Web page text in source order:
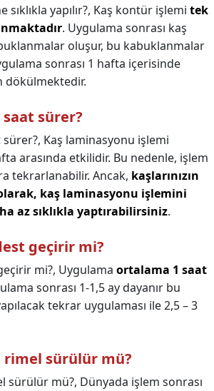
yapılır?, Kaş kontür işlemi tek
. Uygulama sonrası kaş
oluşur, bu kabuklanmalar
sonrası 1 hafta içerisinde
dökülmektedir.
sürer?
Kaş laminasyonu işlemi
arasında etkilidir. Bu nedenle, işlem
tekrarlanabilir. Ancak, kaşlarınızın
kaş laminasyonu işlemini
az sıklıkla yaptırabilirsiniz.
geçirir mi?
mi?, Uygulama ortalama 1 saat
sonrası 1-1,5 ay dayanır bu
tekrar uygulaması ile 2,5 – 3
sürülür mü?
sürülür mü?, Dünyada işlem sonrası